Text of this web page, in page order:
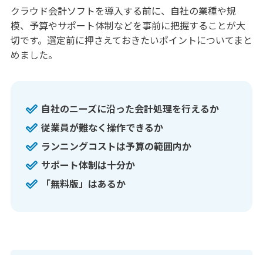
クラウド会計ソフトを導入する前に、自社の業種や規
模、予算やサポート体制などを事前に把握することが大
切です。選定前に押さえておきたいポイントについてまと
めました。
自社のニーズに沿った会計処理を行えるか
従業員が難なく操作できるか
ランニングコストは予算の範囲内か
サポート体制は十分か
「無料版」はあるか